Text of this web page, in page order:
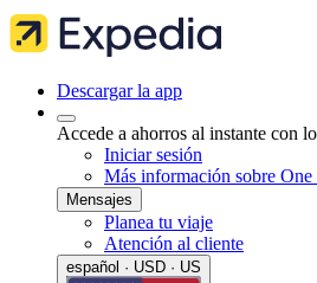
Descargar la app
Accede a ahorros al instante con
Iniciar sesión
Más información sobre
Mensajes
Planea tu viaje
Atención al cliente
español · USD · US